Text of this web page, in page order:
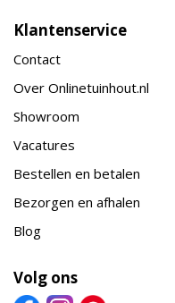
Klantenservice
Contact
Over Onlinetuinhout.nl
Showroom
Vacatures
Bestellen en betalen
Bezorgen en afhalen
Blog
Volg ons